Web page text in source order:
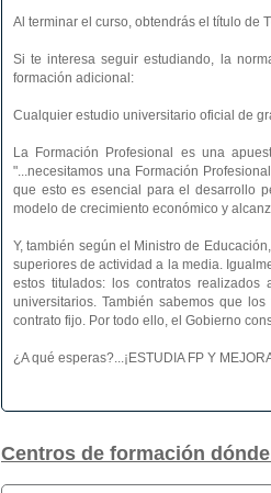
Al terminar el curso, obtendrás el título de
Si te interesa seguir estudiando, la
formación adicional:
Cualquier estudio universitario oficial de
La Formación Profesional es una
"...necesitamos una Formación
que esto es esencial para el desarrollo
modelo de crecimiento económico y
Y, también según el Ministro de
superiores de actividad a la media.
estos titulados: los contratos
universitarios. También sabemos que
contrato fijo. Por todo ello, el Gobierno
¿A qué esperas?...¡ESTUDIA FP Y
Centros de formación